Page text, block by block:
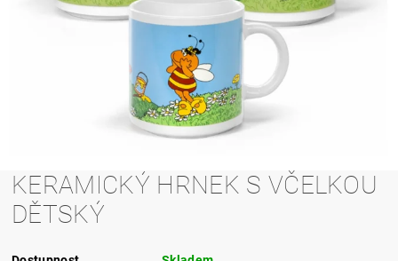
KERAMICKÝ HRNEK S VČELKOU
DĚTSKÝ